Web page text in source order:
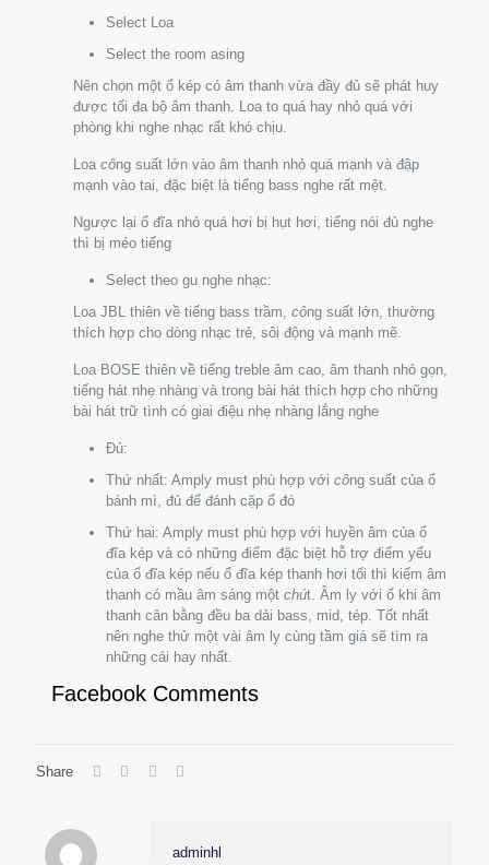
Select Loa
Select the room asing
Nên chọn một ổ kép có âm thanh vừa đầy đủ sẽ phát huy
được tối đa bộ âm thanh. Loa to quá hay nhỏ quá với
phòng khi nghe nhạc rất khó chịu.
Loa công suất lớn vào âm thanh nhỏ quá mạnh và đập
mạnh vào tai, đặc biệt là tiếng bass nghe rất mệt.
Ngược lại ổ đĩa nhỏ quá hơi bị hụt hơi, tiếng nói đủ nghe
thì bị méo tiếng
Select theo gu nghe nhạc:
Loa JBL thiên về tiếng bass trầm, công suất lớn, thường
thích hợp cho dòng nhạc trẻ, sôi động và mạnh mẽ.
Loa BOSE thiên về tiếng treble âm cao, âm thanh nhỏ gọn,
tiếng hát nhẹ nhàng và trong bài hát thích hợp cho những
bài hát trữ tình có giai điệu nhẹ nhàng lắng nghe
Đủ:
Thứ nhất: Amply must phù hợp với công suất của ổ
bánh mì, đủ để đánh cặp ổ đó
Thứ hai: Amply must phù hợp với huyền âm của ổ
đĩa kép và có những điểm đặc biệt hỗ trợ điểm yếu
của ổ đĩa kép nếu ổ đĩa kép thanh hơi tối thì kiếm âm
thanh có mầu âm sáng một chút. Âm ly với ổ khi âm
thanh cân bằng đều ba dải bass, mid, tép. Tốt nhất
nên nghe thử một vài âm ly cùng tầm giá sẽ tìm ra
những cái hay nhất.
Facebook Comments
Share
adminhl